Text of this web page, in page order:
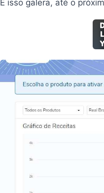
É isso galera, até o